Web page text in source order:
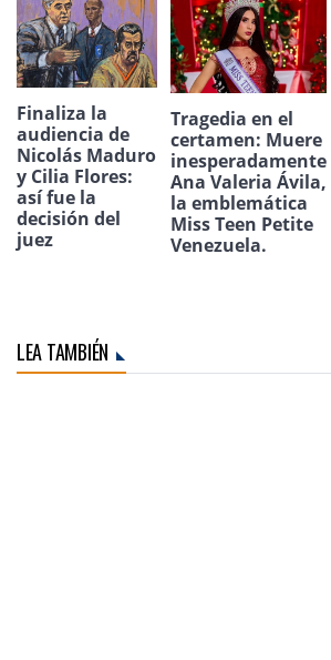
Finaliza la
audiencia de
Nicolás Maduro
y Cilia Flores:
así fue la
decisión del
juez
Tragedia en el
certamen: Muere
inesperadamente
Ana Valeria Ávila,
la emblemática
Miss Teen Petite
Venezuela.
LEA TAMBIÉN